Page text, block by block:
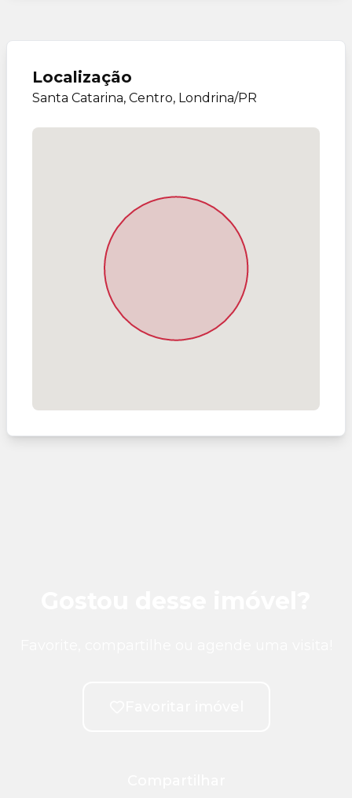
Localização
Santa Catarina, Centro, Londrina/PR